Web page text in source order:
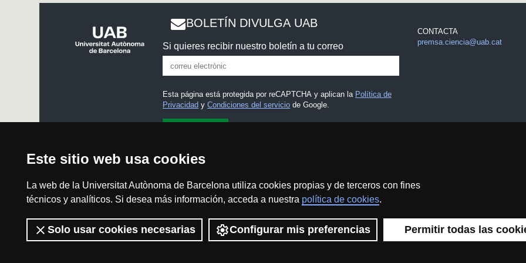
Este sitio web usa cookies
La web de la Universitat Autònoma de Barcelona utiliza cookies propias y de terceros con fines
técnicos y analíticos. Si desea más información, acceda a nuestra política de cookies.
Solo usar cookies necesarias Configurar mis preferencias Permitir todas las
BOLETÍN DIVULGA UAB
Si quieres recibir nuestro boletín a tu correo
Esta página está protegida por reCAPTCHA y aplican la Política de
Privacidad yCondiciones del servicio de Google.
He leído y acepto el
CONTACTA
premsa.ciencia@uab.cat
Aviso legal Protección de datos Sobre el web
2026 Divulga UAB - Commons Reconocimiento - No Comercial (CC BY NC) -